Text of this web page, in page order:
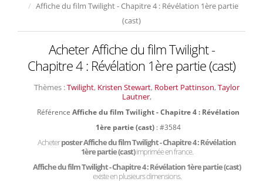
Affiche du film Twilight - Chapitre 4 : Révélation 1ère partie
(cast)
Acheter Affiche du film Twilight -
Chapitre 4 : Révélation 1ère partie (cast)
Thèmes :Twilight, Kristen Stewart, Robert Pattinson, Taylor
Lautner,
Référence Affiche du film Twilight - Chapitre 4 : Révélation
1ère partie (cast) : #3584
Acheterposter Affiche du film Twilight - Chapitre 4 : Révélation
1ère partie (cast)imprimée en france.
Affiche du film Twilight - Chapitre 4 : Révélation 1ère partie (cast)
existe en plusieurs dimensions.